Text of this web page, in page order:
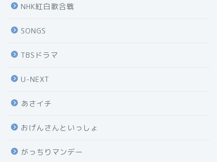
NHK紅白歌合戦
SONGS
TBSドラマ
U-NEXT
あさイチ
おげんさんといっしょ
がっちりマンデー